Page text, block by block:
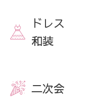
ドレス
和装
二次会